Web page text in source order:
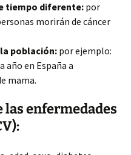
tiempo diferente: por
morirán de cáncer
población: por ejemplo:
año en España a
mama.
las enfermedades